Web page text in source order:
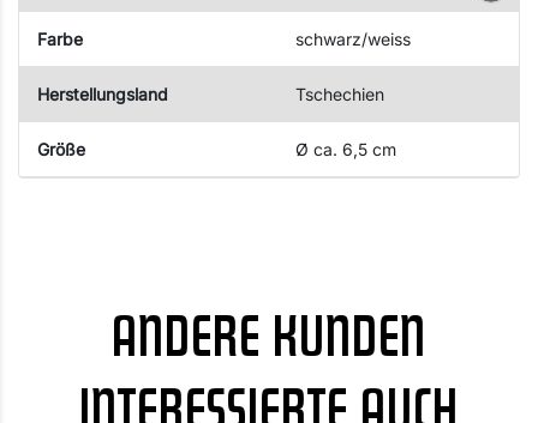
Farbe schwarz/weiss
Herstellungsland Tschechien
Größe Ø ca. 6,5 cm
ANDERE KUNDEN
INTERESSIERTE AUCH